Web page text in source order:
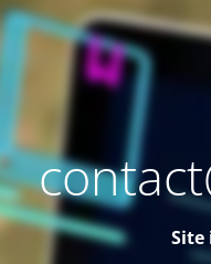
Site